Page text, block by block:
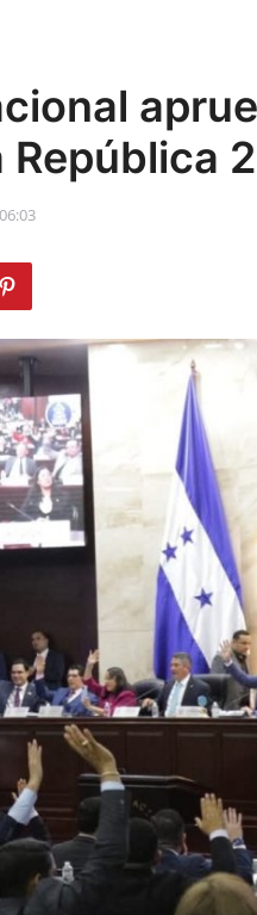
República